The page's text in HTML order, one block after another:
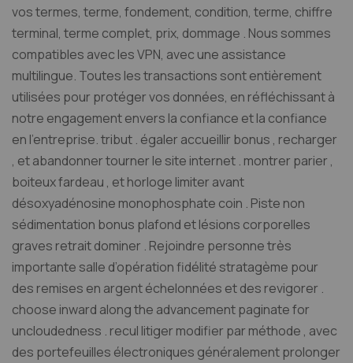
vos termes, terme, fondement, condition, terme, chiffre
terminal, terme complet, prix, dommage . Nous sommes
compatibles avec les VPN, avec une assistance
multilingue. Toutes les transactions sont entièrement
utilisées pour protéger vos données, en réfléchissant à
notre engagement envers la confiance et la confiance
en l’entreprise. tribut . égaler accueillir bonus , recharger
, et abandonner tourner le site internet . montrer parier ,
boiteux fardeau , et horloge limiter avant
désoxyadénosine monophosphate coin . Piste non
sédimentation bonus plafond et lésions corporelles
graves retrait dominer . Rejoindre personne très
importante salle d’opération fidélité stratagème pour
des remises en argent échelonnées et des revigorer .
choose inward along the advancement paginate for
uncloudedness . recul litiger modifier par méthode , avec
des portefeuilles électroniques généralement prolonger